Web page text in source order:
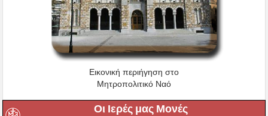
Εικονική περιήγηση στο
Μητροπολιτικό Ναό
Οι Ιερές μας Μονές